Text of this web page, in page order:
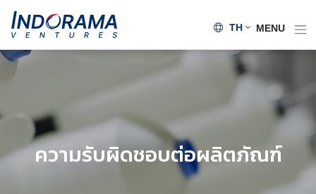
TH MENU
ความรับผิดชอบต่อผลิตภัณฑ์